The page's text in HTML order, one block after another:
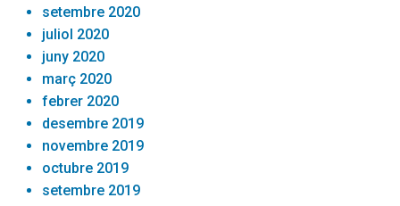
setembre 2020
juliol 2020
juny 2020
març 2020
febrer 2020
desembre 2019
novembre 2019
octubre 2019
setembre 2019